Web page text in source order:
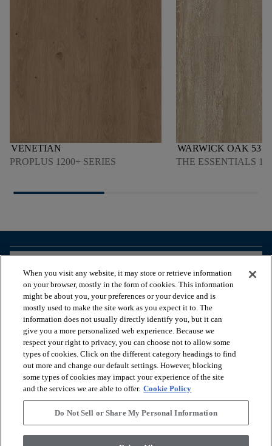
VENETIAN
PROPLUS 1200+ SERIES
WARWICK OAK 53
THE ESSENTIALS
STRUMENTI UTILI
I NOSTRI SERVIZI
CHI SIAMO
When you visit any website, it may store or retrieve information
on your browser, mostly in the form of cookies. This information
might be about you, your preferences or your device and is
mostly used to make the site work as you expect it to. The
information does not usually directly identify you, but it can
give you a more personalized web experience. Because we
respect your right to privacy, you can choose not to allow some
types of cookies. Click on the different category headings to find
out more and change our default settings. However, blocking
some types of cookies may impact your experience of the site
and the services we are able to offer. Cookie Policy
Do Not Sell or Share My Personal Information